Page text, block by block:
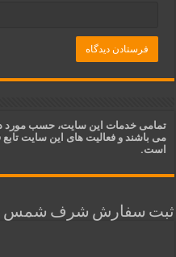
تمامی خدمات این سایت، حسب مورد
می باشند و فعالیت های این سایت
است.
ثبت سفارش شرف شمس سال